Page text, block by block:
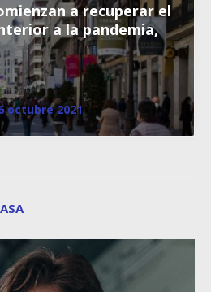
a recuperar el
a la pandemia,
octubre 2021